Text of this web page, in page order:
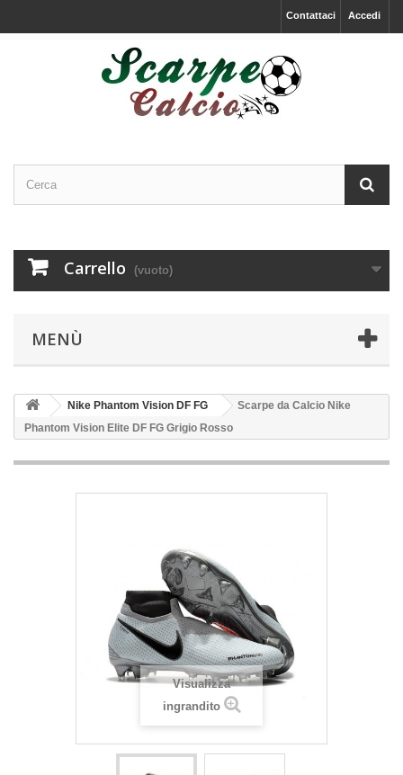
Accedi
Contattaci
Carrello (vuoto)
MENÙ
Nike Phantom Vision DF FG
Scarpe da Calcio Nike
Phantom Vision Elite DF FG Grigio Rosso
Visualizza
ingrandito